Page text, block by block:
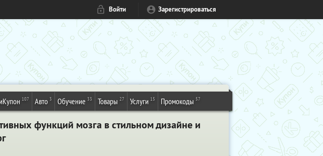
Войти Зарегистрироваться
107 Авто 3 Обучение 33 Товары 27 Услуги 15 Промокоды 57
функций мозга в стильном дизайне и